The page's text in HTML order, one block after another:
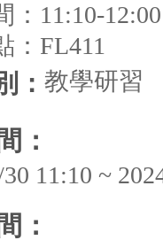
：11:10-
：FL411
： 教學研習
：
11:10 ~
：